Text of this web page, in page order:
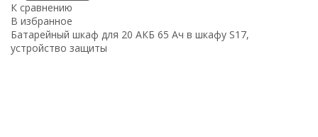
К сравнению
В избранное
Батарейный шкаф для 20 АКБ 65 Ач в шкафу S17,
устройство защиты